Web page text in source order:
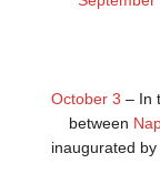
October 3 – In
between
inaugurated by